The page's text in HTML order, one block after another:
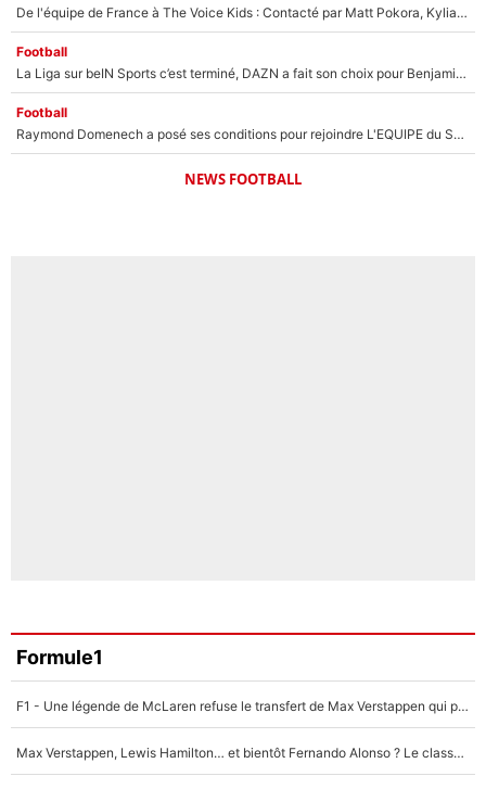
De l'équipe de France à The Voice Kids : Contacté par Matt Pokora, Kylian Mbappé a accepté de jouer un rôle inédit sur TF1 !
Football
La Liga sur beIN Sports c’est terminé, DAZN a fait son choix pour Benjamin Da Silva et Omar Da Fonseca !
Football
Raymond Domenech a posé ses conditions pour rejoindre L'EQUIPE du Soir : Il refuse de faire l'émission avec un autre chroniqueur !
NEWS FOOTBALL
Formule1
F1 - Une légende de McLaren refuse le transfert de Max Verstappen qui pourrait «faire des vagues» et plomber l'ambiance dans l'équipe
Max Verstappen, Lewis Hamilton… et bientôt Fernando Alonso ? Le classement des pilotes les mieux payés en Formule 1 risque de changer !